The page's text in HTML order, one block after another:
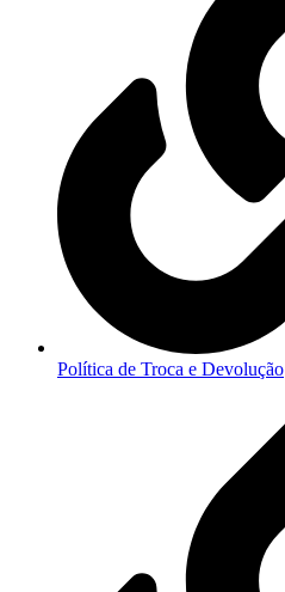
Política de Troca e Devolução